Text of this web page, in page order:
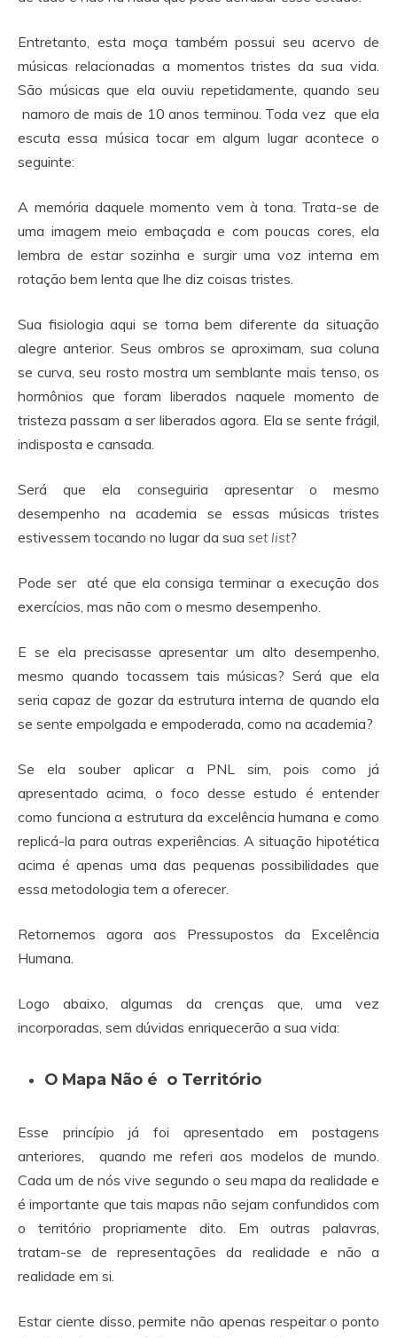
Entretanto, esta moça também possui seu acervo de
músicas relacionadas a momentos tristes da sua vida.
São músicas que ela ouviu repetidamente, quando seu
namoro de mais de 10 anos terminou. Toda vez que ela
escuta essa música tocar em algum lugar acontece o
seguinte:
A memória daquele momento vem à tona. Trata-se de
uma imagem meio embaçada e com poucas cores, ela
lembra de estar sozinha e surgir uma voz interna em
rotação bem lenta que lhe diz coisas tristes.
Sua fisiologia aqui se torna bem diferente da situação
alegre anterior. Seus ombros se aproximam, sua coluna
se curva, seu rosto mostra um semblante mais tenso, os
hormônios que foram liberados naquele momento de
tristeza passam a ser liberados agora. Ela se sente frágil,
indisposta e cansada.
Será que ela conseguiria apresentar o mesmo
desempenho na academia se essas músicas tristes
estivessem tocando no lugar da sua set list?
Pode ser até que ela consiga terminar a execução dos
exercícios, mas não com o mesmo desempenho.
E se ela precisasse apresentar um alto desempenho,
mesmo quando tocassem tais músicas? Será que ela
seria capaz de gozar da estrutura interna de quando ela
se sente empolgada e empoderada, como na academia?
Se ela souber aplicar a PNL sim, pois como já
apresentado acima, o foco desse estudo é entender
como funciona a estrutura da excelência humana e como
replicá-la para outras experiências. A situação hipotética
acima é apenas uma das pequenas possibilidades que
essa metodologia tem a oferecer.
Retornemos agora aos Pressupostos da Excelência
Humana.
Logo abaixo, algumas da crenças que, uma vez
incorporadas, sem dúvidas enriquecerão a sua vida:
O Mapa Não é o Território
Esse princípio já foi apresentado em postagens
anteriores, quando me referi aos modelos de mundo.
Cada um de nós vive segundo o seu mapa da realidade e
é importante que tais mapas não sejam confundidos com
o território propriamente dito. Em outras palavras,
tratam-se de representações da realidade e não a
realidade em si.
Estar ciente disso, permite não apenas respeitar o ponto